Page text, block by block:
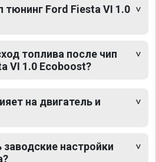
тюнинг Ford Fiesta VI 1.0
топлива после чип
VI 1.0 Ecoboost?
на двигатель и
настройки